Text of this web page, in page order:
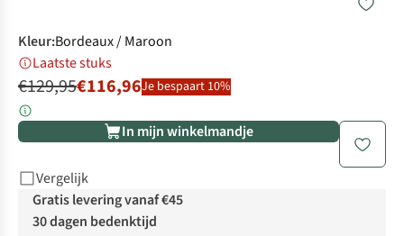
Kleur:Bordeaux / Maroon
Laatste stuks
€129,95€116,96Je bespaart 10%
In mijn winkelmandje
Vergelijk
Gratis levering vanaf €45
30 dagen bedenktijd